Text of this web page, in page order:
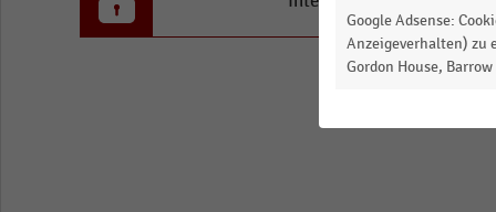
1.4272560278315427.Google Adsense:
Anzeigeverhalten) zu
Gordon House,